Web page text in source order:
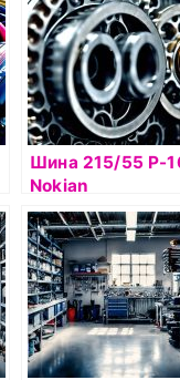
Шина 215/55 Р-
Nokian
Hakkapelitta 7
б/к шип